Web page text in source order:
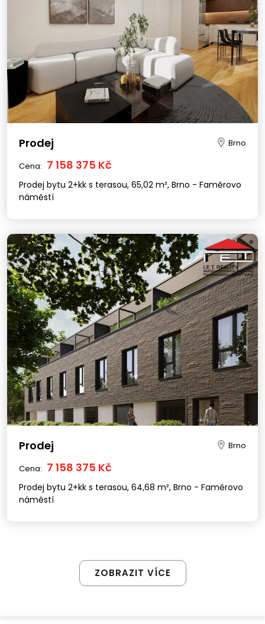
Prodej Brno
Cena: 7 158 375 Kč
Prodej bytu 2+kk s terasou, 65,02 m², Brno - Faměrovo
náměstí
Prodej Brno
Cena: 7 158 375 Kč
Prodej bytu 2+kk s terasou, 64,68 m², Brno - Faměrovo
náměstí
ZOBRAZIT VÍCE